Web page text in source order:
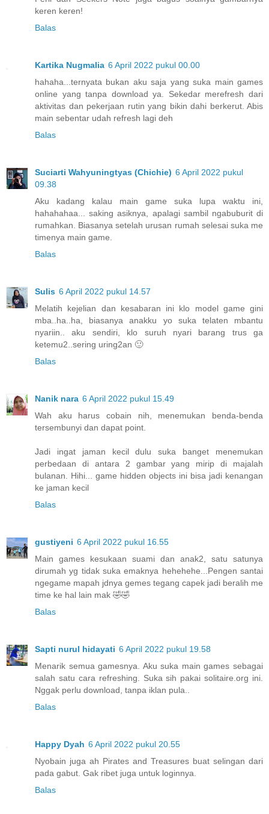
keren keren!
Balas
Kartika Nugmalia 6 April 2022 pukul 00.00
hahaha...ternyata bukan aku saja yang suka main games
online yang tanpa download ya. Sekedar merefresh dari
aktivitas dan pekerjaan rutin yang bikin dahi berkerut. Abis
main sebentar udah refresh lagi deh
Balas
Suciarti Wahyuningtyas (Chichie) 6 April 2022 pukul
09.38
Aku kadang kalau main game suka lupa waktu ini,
hahahahaa... saking asiknya, apalagi sambil ngabuburit di
rumahkan. Biasanya setelah urusan rumah selesai suka me
timenya main game.
Balas
Sulis 6 April 2022 pukul 14.57
Melatih kejelian dan kesabaran ini klo model game gini
mba..ha..ha, biasanya anakku yo suka telaten mbantu
nyariin.. aku sendiri, klo suruh nyari barang trus ga
ketemu2..sering uring2an 🙂
Balas
Nanik nara 6 April 2022 pukul 15.49
Wah aku harus cobain nih, menemukan benda-benda
tersembunyi dan dapat point.
Jadi ingat jaman kecil dulu suka banget menemukan
perbedaan di antara 2 gambar yang mirip di majalah
bulanan. Hihi... game hidden objects ini bisa jadi kenangan
ke jaman kecil
Balas
gustiyeni 6 April 2022 pukul 16.55
Main games kesukaan suami dan anak2, satu satunya
dirumah yg tidak suka emaknya hehehehe...Pengen santai
ngegame mapah jdnya gemes tegang capek jadi beralih me
time ke hal lain mak 🤣🤣
Balas
Sapti nurul hidayati 6 April 2022 pukul 19.58
Menarik semua gamesnya. Aku suka main games sebagai
salah satu cara refreshing. Suka sih pakai solitaire.org ini.
Nggak perlu download, tanpa iklan pula..
Balas
Happy Dyah 6 April 2022 pukul 20.55
Nyobain juga ah Pirates and Treasures buat selingan dari
pada gabut. Gak ribet juga untuk loginnya.
Balas